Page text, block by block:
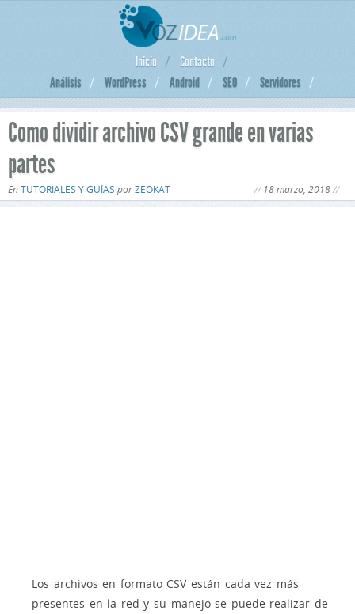
Inicio
Contacto
Análisis
WordPress Android SEO Servidores
Como dividir archivo CSV grande en varias
partes
EnTUTORIALES Y GUÍAS porZEOKAT 18 marzo, 2018
Los archivos en formato CSV están cada vez más
presentes en la red y su manejo se puede realizar de